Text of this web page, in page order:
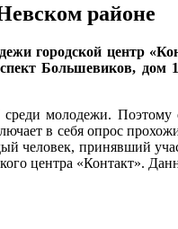
районе
городской центр
Большевиков,
среди молодежи.
в себя опрос
человек, принявший
центра «Контакт».